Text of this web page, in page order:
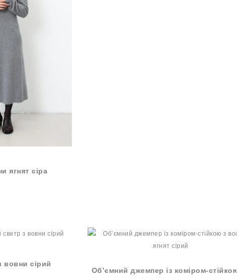
ягнят сіра
вовни сірий
Об’ємний джемпер із коміром-стійкою з